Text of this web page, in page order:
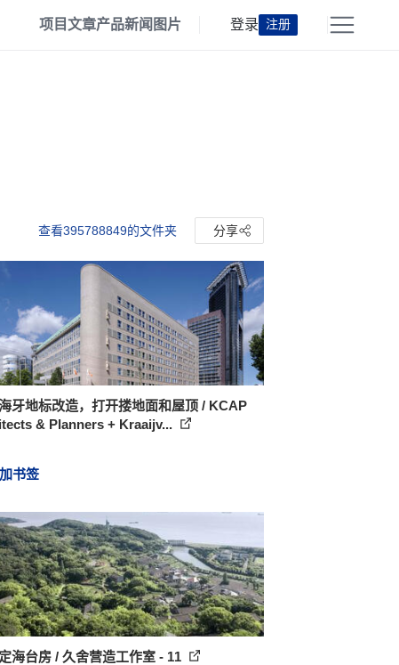
项目文章产品新闻 图片 登录 注册
查看395788849的文件夹 分享
牙地标改造，打开搂地面和屋顶 / KCAP
& Planners + Kraaijv...
书签
海台房 / 久舍营造工作室 - 11